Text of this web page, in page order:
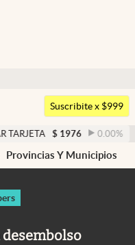
Argentina
Suscribite x $999
1976 0.00% DÓLAR
Provincias Y Municipios